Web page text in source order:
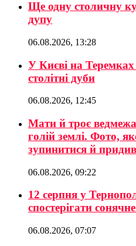
Ще одну столичну
дупу
06.08.2026, 13:28
У Києві на
столітні дуби
06.08.2026, 12:45
Мати й троє
голій землі. Фото,
зупинитися й
06.08.2026, 09:22
12 серпня у
спостерігати
06.08.2026, 07:07